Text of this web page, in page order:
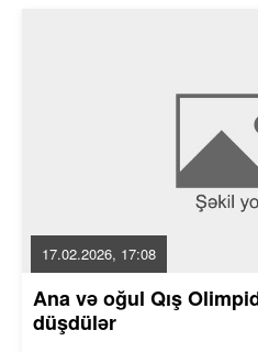
17.02.2026, 17:08
Ana və oğul Qış
düşdülər